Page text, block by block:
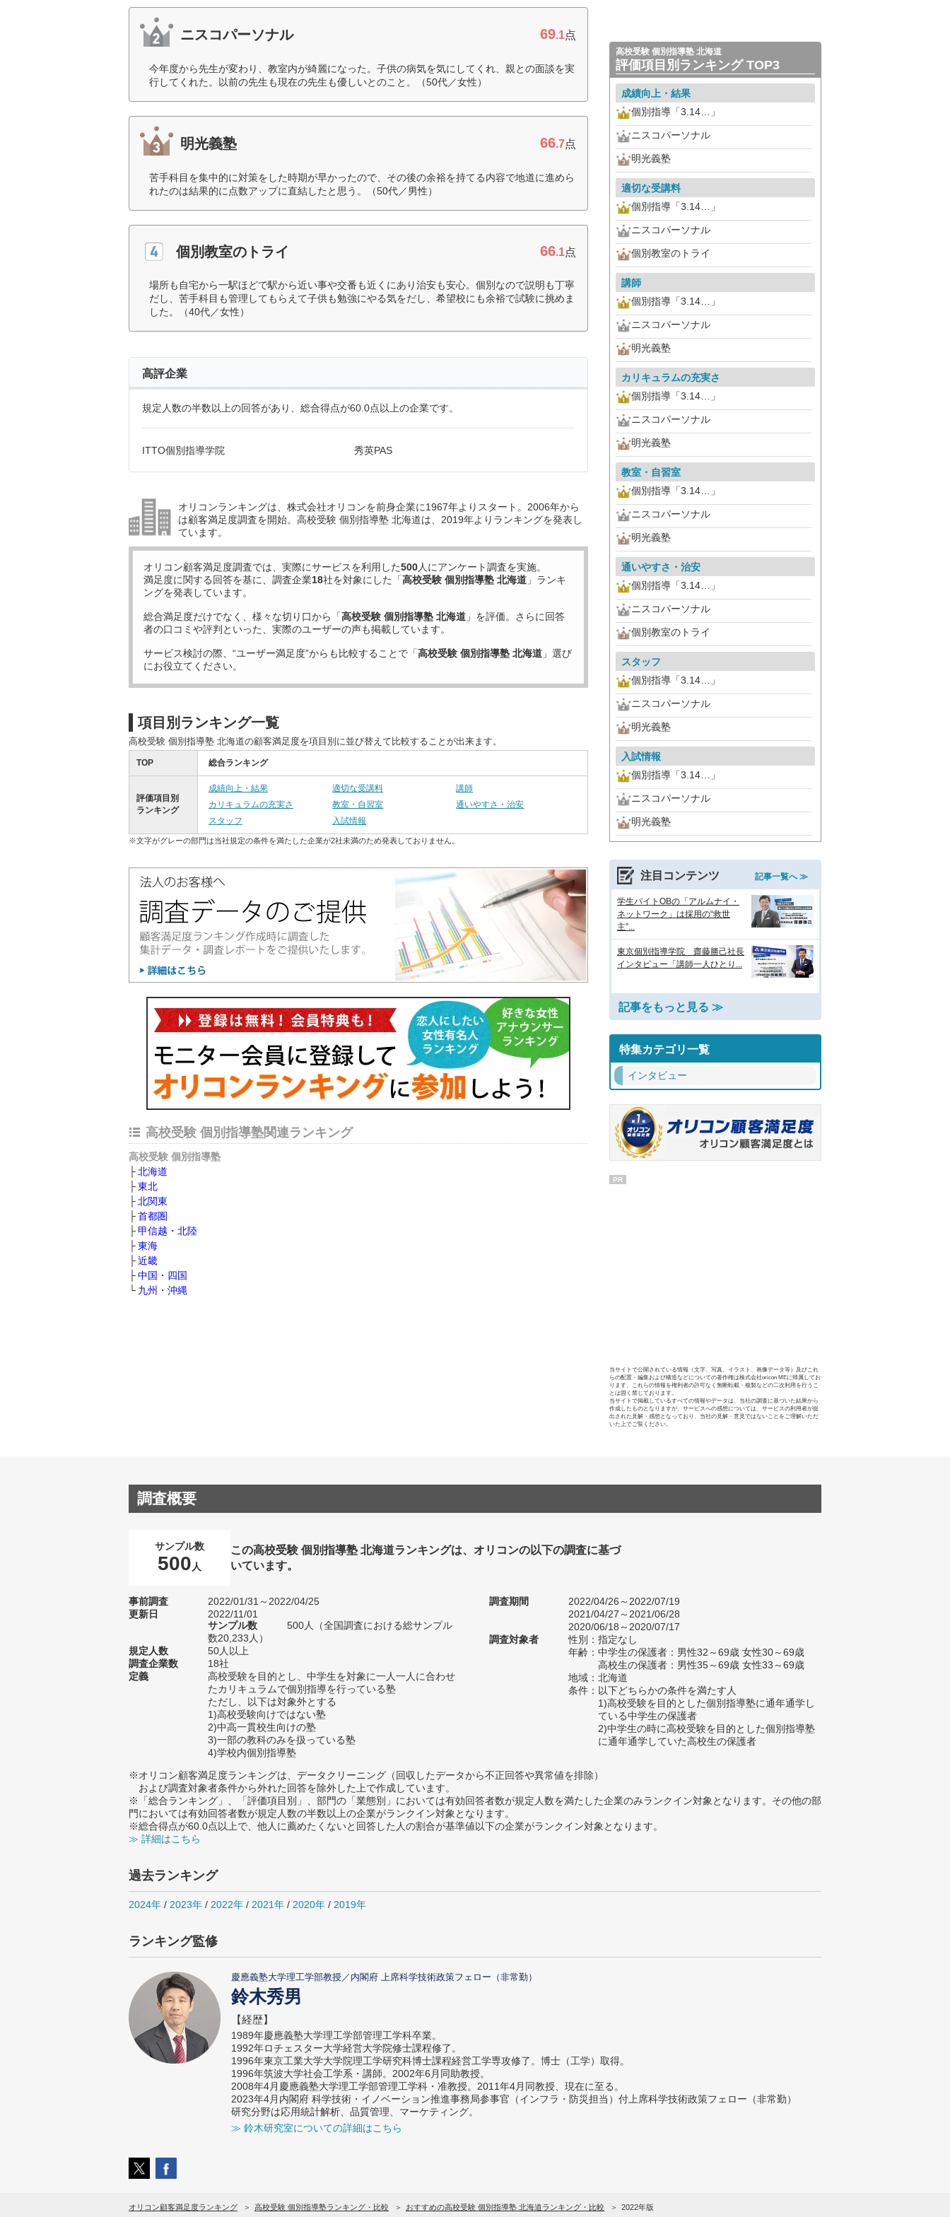
ニスコパーソナル 69.1点
今年度から先生が変わり、教室内が綺麗になった。子供の病気を気にしてくれ、親との面談を実
行してくれた。以前の先生も現在の先生も優しいとのこと。（50代／女性）
明光義塾 66.7点
苦手科目を集中的に対策をした時期が早かったので、その後の余裕を持てる内容で地道に進めら
れたのは結果的に点数アップに直結したと思う。（50代／男性）
個別教室のトライ 66.1点
場所も自宅から一駅ほどで駅から近い事や交番も近くにあり治安も安心。個別なので説明も丁寧
だし、苦手科目も管理してもらえて子供も勉強にやる気をだし、希望校にも余裕で試験に挑めま
した。（40代／女性）
高評企業
規定人数の半数以上の回答があり、総合得点が60.0点以上の企業です。
ITTO個別指導学院 秀英PAS
オリコンランキングは、株式会社オリコンを前身企業に1967年よりスタート。2006年から
は顧客満足度調査を開始。高校受験 個別指導塾 北海道は、2019年よりランキングを発表し
ています。
オリコン顧客満足度調査では、実際にサービスを利用した500人にアンケート調査を実施。
満足度に関する回答を基に、調査企業18社を対象にした「高校受験 個別指導塾 北海道 」ランキ
ングを発表しています。
総合満足度だけでなく、様々な切り口から「高校受験 個別指導塾 北海道 」を評価。さらに回答
者の口コミや評判といった、実際のユーザーの声も掲載しています。
サービス検討の際、“ユーザー満足度”からも比較することで「高校受験 個別指導塾 北海道 」選び
にお役立てください。
項目別ランキング一覧
高校受験 個別指導塾 北海道の顧客満足度を項目別に並び替えて比較することが出来ます。
TOP 総合ランキング
評価項目別
ランキング
成績向上・結果 適切な受講料
講師
カリキュラムの充実さ
教室・自習室
通いやすさ・治安
スタッフ
入試情報
※文字がグレーの部門は当社規定の条件を満たした企業が2社未満のため発表しておりません。
高校受験 個別指導塾関連ランキング
高校受験 個別指導塾
北海道
東北
北関東
首都圏
甲信越・北陸
東海
近畿
中国・四国
九州・沖縄
高校受験 個別指導塾 北海道
評価項目別ランキング TOP3
成績向上・結果
個別指導「3.14…」
ニスコパーソナル
明光義塾
適切な受講料
個別指導「3.14…」
ニスコパーソナル
個別教室のトライ
講師
個別指導「3.14…」
ニスコパーソナル
明光義塾
カリキュラムの充実さ
個別指導「3.14…」
ニスコパーソナル
明光義塾
教室・自習室
個別指導「3.14…」
ニスコパーソナル
明光義塾
通いやすさ・治安
個別指導「3.14…」
ニスコパーソナル
個別教室のトライ
スタッフ
個別指導「3.14…」
ニスコパーソナル
明光義塾
入試情報
個別指導「3.14…」
ニスコパーソナル
明光義塾
注目コンテンツ 記事一覧へ ≫
学生バイトOBの「アルムナイ・
ネットワーク」は採用の“救世
主”...
東京個別指導学院 齋藤勝己社長
インタビュー「講師一人ひとり...
記事をもっと見る ≫
特集カテゴリ一覧
インタビュー
PR
当サイトで公開されている情報（文字、写真、イラスト、画像データ等）及びこれ
らの配置・編集および構造などについての著作権は株式会社oricon MEに帰属してお
ります。これらの情報を権利者の許可なく無断転載・複製などの二次利用を行うこ
とは固く禁じております。
当サイトで掲載しているすべての情報やデータは、当社の調査に基づいた結果から
作成したものとなりますが、サービスへの感想については、サービスの利用者が提
出された見解・感想となっており、当社の見解・意見ではないことをご理解いただ
いた上でご覧ください。
調査概要
サンプル数
500 人
この高校受験 個別指導塾 北海道ランキングは、オリコンの以下の調査に基づ
いています。
事前調査
2022/01/31～2022/04/25
更新日
2022/11/01
サンプル数
500人（全国調査における総サンプル
数20,233人）
規定人数
50人以上
調査企業数
18社
定義
高校受験を目的とし、中学生を対象に一人一人に合わせ
たカリキュラムで個別指導を行っている塾
ただし、以下は対象外とする
1)高校受験向けではない塾
2)中高一貫校生向けの塾
3)一部の教科のみを扱っている塾
4)学校内個別指導塾
調査期間
2022/04/26～2022/07/19
2021/04/27～2021/06/28
2020/06/18～2020/07/17
調査対象者
性別：指定なし
年齢：中学生の保護者：男性32～69歳 女性30～69歳
高校生の保護者：男性35～69歳 女性33～69歳
地域：北海道
条件：以下どちらかの条件を満たす人
1)高校受験を目的とした個別指導塾に通年通学し
ている中学生の保護者
2)中学生の時に高校受験を目的とした個別指導塾
に通年通学していた高校生の保護者
※オリコン顧客満足度ランキングは、データクリーニング（回収したデータから不正回答や異常値を排除）
および調査対象者条件から外れた回答を除外した上で作成しています。
※「総合ランキング」、「評価項目別」、部門の「業態別」においては有効回答者数が規定人数を満たした企業のみランクイン対象となります。その他の部
門においては有効回答者数が規定人数の半数以上の企業がランクイン対象となります。
※総合得点が60.0点以上で、他人に薦めたくないと回答した人の割合が基準値以下の企業がランクイン対象となります。
≫ 詳細はこちら
過去ランキング
2024年 / 2023年 / 2022年 / 2021年 / 2020年 / 2019年
ランキング監修
慶應義塾大学理工学部教授／内閣府 上席科学技術政策フェロー（非常勤）
鈴木秀男
【経歴】
1989年慶應義塾大学理工学部管理工学科卒業。
1992年ロチェスター大学経営大学院修士課程修了。
1996年東京工業大学大学院理工学研究科博士課程経営工学専攻修了。博士（工学）取得。
1996年筑波大学社会工学系・講師。2002年6月同助教授。
2008年4月慶應義塾大学理工学部管理工学科・准教授。2011年4月同教授、現在に至る。
2023年4月内閣府 科学技術・イノベーション推進事務局参事官（インフラ・防災担当）付上席科学技術政策フェロー（非常勤）
研究分野は応用統計解析、品質管理、マーケティング。
≫ 鈴木研究室についての詳細はこちら
オリコン顧客満足度ランキング 高校受験 個別指導塾ランキング・比較 おすすめの高校受験 個別指導塾 北海道ランキング・比較 2022年版